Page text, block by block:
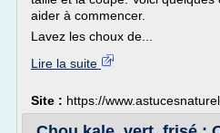
aider à commencer.
Lavez les choux de...
Lire la suite
Site : https://